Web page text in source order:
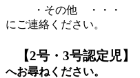
・その他 ・・・
にご連絡ください。
【2号・3号認定児】
へお尋ねください。